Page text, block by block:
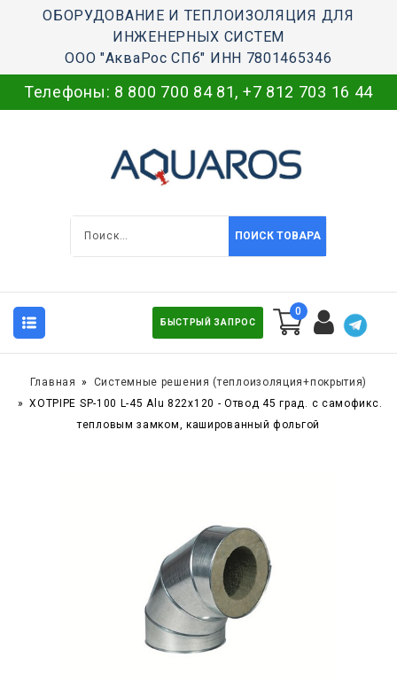
ОБОРУДОВАНИЕ И ТЕПЛОИЗОЛЯЦИЯ ДЛЯ
ИНЖЕНЕРНЫХ СИСТЕМ
ООО "АкваРос СПб" ИНН 7801465346
Телефоны: 8 800 700 84 81, +7 812 703 16 44
ПОИСК ТОВАРА
БЫСТРЫЙ ЗАПРОС
0
Главная
Системные решения (теплоизоляция+покрытия)
XOTPIPE SP-100 L-45 Alu 822x120 - Отвод 45 град. c самофикс.
тепловым замком, кашированный фольгой